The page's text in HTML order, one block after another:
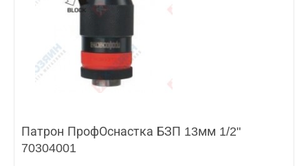
Патрон ПрофОснастка БЗП 13мм 1/2"
70304001